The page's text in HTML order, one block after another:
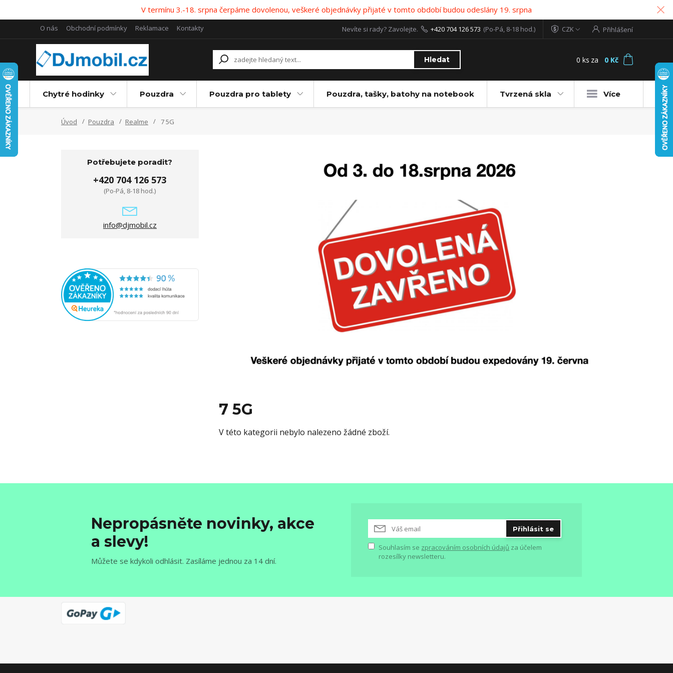
V termínu 3.-18. srpna čerpáme dovolenou, veškeré objednávky přijaté v tomto období budou odeslány 19. srpna
O nás Obchodní podmínky Reklamace Kontakty CZK Přihlášení
Hledat
Nevíte si rady? Zavolejte. +420 704 126 573 (Po-Pá, 8-18 hod.)
0 ks za 0 Kč
Chytré hodinky Pouzdra Pouzdra pro tablety Pouzdra, tašky, batohy na notebook Tvrzená skla Více
Úvod Pouzdra Realme 7 5G
7 5G
V této kategorii nebylo nalezeno žádné zboží.
Potřebujete poradit?
+420 704 126 573
(Po-Pá, 8-18 hod.)
info@djmobil.cz
Nepropásněte novinky, akce
a slevy!
Můžete se kdykoli odhlásit. Zasíláme jednou za 14 dní.
Přihlásit se
Souhlasím se zpracováním osobních údajů za účelem
rozesílky newsletteru.